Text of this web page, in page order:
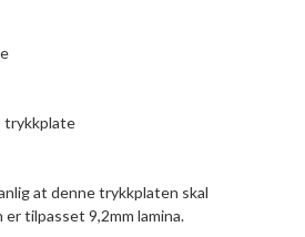
trykkplate
at denne trykkplaten skal
er tilpasset 9,2mm lamina.